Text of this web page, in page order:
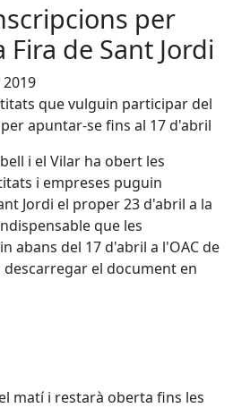
per
de Sant Jordi
que vulguin participar del
apuntar-se fins al 17 d'abril
i el Vilar ha obert les
i empreses puguin
Jordi el proper 23 d'abril a la
que les
abans del 17 d'abril a l'OAC de
el document en
matí i restarà oberta fins les